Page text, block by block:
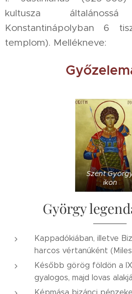
kultusza
Konstantinápolyban 6
templom). Mellékneve:
Szent
ikon
György
Kappadókiában, illetve
harcos vértanúként
Később görög földön a
gyalogos, majd lovas